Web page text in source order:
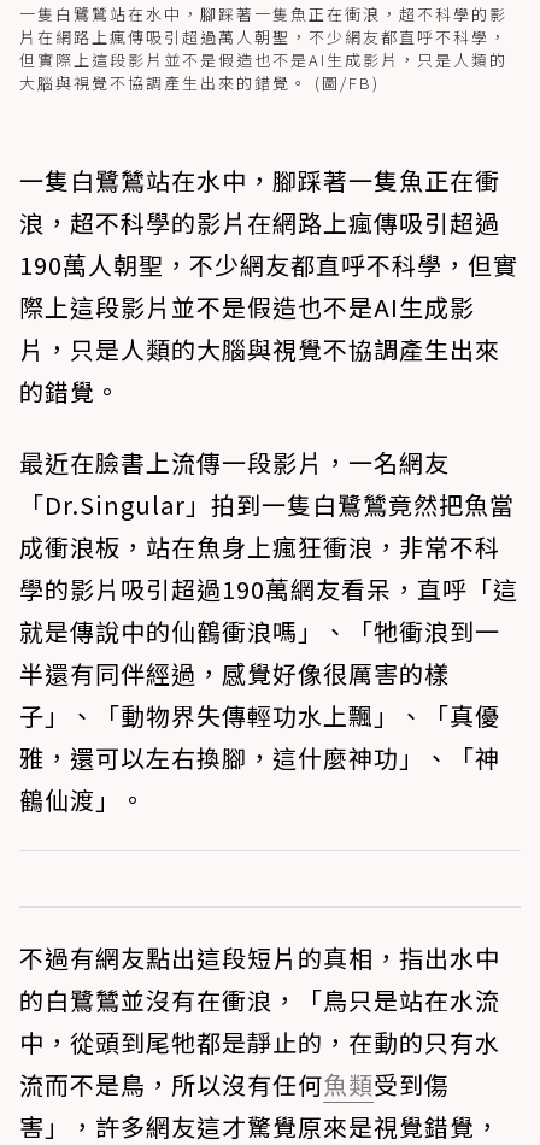
一隻白鷺鷥站在水中，腳踩著一隻魚正在衝浪，超不科學的影
片在網路上瘋傳吸引超過萬人朝聖，不少網友都直呼不科學，
但實際上這段影片並不是假造也不是AI生成影片，只是人類的
大腦與視覺不協調產生出來的錯覺。 (圖/FB)
一隻白鷺鷥站在水中，腳踩著一隻魚正在衝
浪，超不科學的影片在網路上瘋傳吸引超過
190萬人朝聖，不少網友都直呼不科學，但實
際上這段影片並不是假造也不是AI生成影
片，只是人類的大腦與視覺不協調產生出來
的錯覺。
最近在臉書上流傳一段影片，一名網友
「Dr.Singular」拍到一隻白鷺鷥竟然把魚當
成衝浪板，站在魚身上瘋狂衝浪，非常不科
學的影片吸引超過190萬網友看呆，直呼「這
就是傳說中的仙鶴衝浪嗎」、「牠衝浪到一
半還有同伴經過，感覺好像很厲害的樣
子」、「動物界失傳輕功水上飄」、「真優
雅，還可以左右換腳，這什麼神功」、「神
鶴仙渡」。
不過有網友點出這段短片的真相，指出水中
的白鷺鷥並沒有在衝浪，「鳥只是站在水流
中，從頭到尾牠都是靜止的，在動的只有水
流而不是鳥，所以沒有任何魚類受到傷
害」，許多網友這才驚覺原來是視覺錯覺，